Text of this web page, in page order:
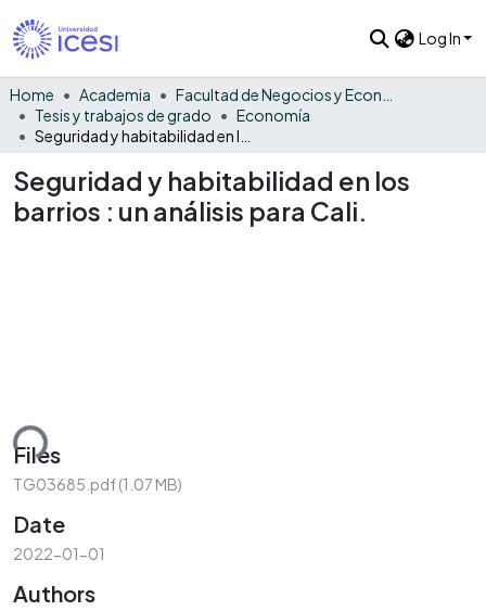
Log In
Home Academia
Tesis y trabajos de grado
Economía
Seguridad y habitabilidad en los
barrios : un análisis para Cali.
Files
TG03685.pdf(1.07 MB)
Date
2022-01-01
Authors